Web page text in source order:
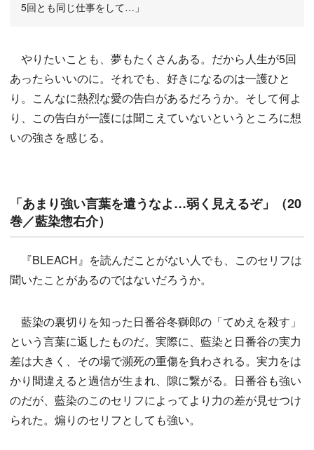
5回とも同じ仕事をして…」
やりたいことも、夢もたくさんある。だから人生が5回
あったらいいのに。それでも、好きになるのは一護ひと
り。こんなに熱烈な愛の告白があるだろうか。そして何よ
り、この告白が一護には聞こえていないというところに想
いの強さを感じる。
「あまり強い言葉を遣うなよ…弱く見えるぞ」（20
巻／藍染惣右介）
『BLEACH』を読んだことがない人でも、このセリフは
聞いたことがあるのではないだろうか。
藍染の裏切りを知った日番谷冬獅郎の「てめえを殺す」
という言葉に返したものだ。実際に、藍染と日番谷の実力
差は大きく、その場で瀕死の重傷を負わされる。実力をは
かり間違えると過信が生まれ、隙に繋がる。日番谷も強い
のだが、藍染のこのセリフによってより力の差が見せつけ
られた。煽りのセリフとしても強い。